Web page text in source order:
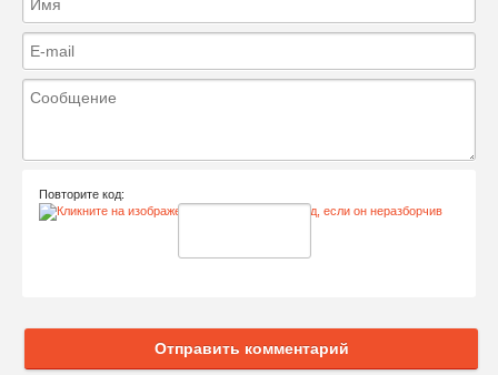
Повторите код:
Отправить комментарий